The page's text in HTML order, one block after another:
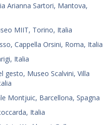
Sartori, Mantova,
MIIT, Torino, Italia
Cappella Orsini, Roma, Italia
Italia
Museo Scalvini, Villa
Montjuic, Barcellona, Spagna
Italia